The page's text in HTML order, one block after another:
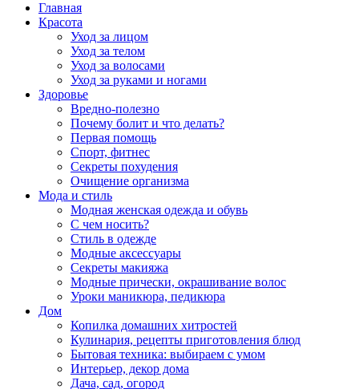
Главная
Красота
Уход за лицом
Уход за телом
Уход за волосами
Уход за руками и ногами
Здоровье
Вредно-полезно
Почему болит и что делать?
Первая помощь
Спорт, фитнес
Секреты похудения
Очищение организма
Мода и стиль
Модная женская одежда и обувь
С чем носить?
Стиль в одежде
Модные аксессуары
Секреты макияжа
Модные прически, окрашивание волос
Уроки маникюра, педикюра
Дом
Копилка домашних хитростей
Кулинария, рецепты приготовления блюд
Бытовая техника: выбираем с умом
Интерьер, декор дома
Дача, сад, огород